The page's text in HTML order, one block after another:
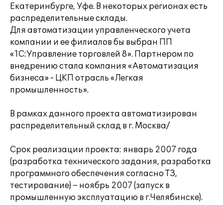
Екатеринбурге, Уфе. В некоторых регионах есть
распределительные склады.
Для автоматизации управленческого учета
компании и ее филиалов бы выбран ПП
«1С:Управление торговлей 8». Партнером по
внедрению стала компания «Автоматизация
бизнеса» - ЦКП отрасль «Легкая
промышленность».
В рамках данного проекта автоматизирован
распределительный склад в г. Москва/
Срок реализации проекта: январь 2007 года
(разработка технического задания, разработка
программного обеспечения согласно ТЗ,
тестирование) – ноябрь 2007 (запуск в
промышленную эксплуатацию в г.Челябинске).